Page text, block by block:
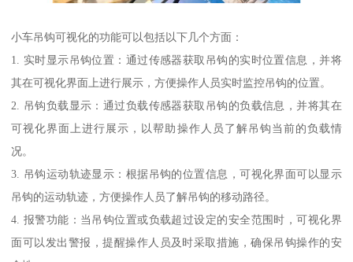
小车吊钩可视化的功能可以包括以下几个方面：
1. 实时显示吊钩位置：通过传感器获取吊钩的实时位置信息，并将
其在可视化界面上进行展示，方便操作人员实时监控吊钩的位置。
2. 吊钩负载显示：通过负载传感器获取吊钩的负载信息，并将其在
可视化界面上进行展示，以帮助操作人员了解吊钩当前的负载情
况。
3. 吊钩运动轨迹显示：根据吊钩的位置信息，可视化界面可以显示
吊钩的运动轨迹，方便操作人员了解吊钩的移动路径。
4. 报警功能：当吊钩位置或负载超过设定的安全范围时，可视化界
面可以发出警报，提醒操作人员及时采取措施，确保吊钩操作的安